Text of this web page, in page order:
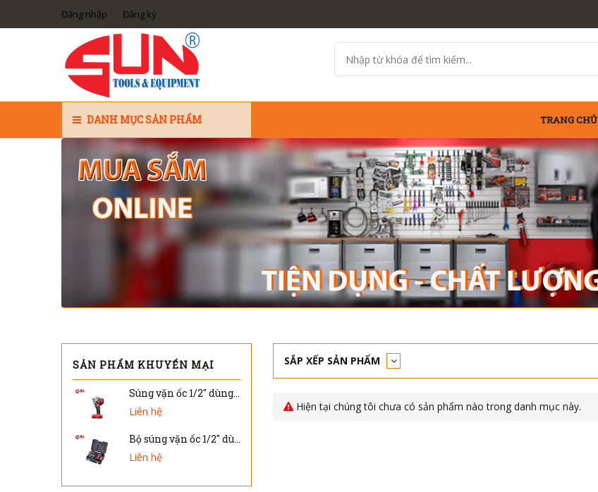
Đăng nhập Đăng ký
DANH MỤC SẢN PHẨM TRANG CHỦ
SẮP XẾP SẢN PHẨM
Hiện tại chúng tôi chưa có sản phẩm nào trong danh mục này.
SẢN PHẨM KHUYẾN MẠI
Súng vặn ốc 1/2" dùng pin DW-404 ( Chỉ thân máy )
Liên hệ
Bộ súng vặn ốc 1/2" dùng pin DW-401V
Liên hệ